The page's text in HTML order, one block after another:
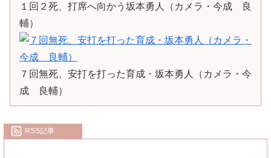
１回２死、打席へ向かう坂本勇人（カメラ・今成 良
輔）
７回無死、安打を打った育成・坂本勇人（カメラ・今
成 良輔）
RSS記事